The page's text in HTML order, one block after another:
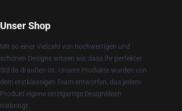
Unser Shop
Mit so einer Vielzahl von hochwertigen und
schönen Designs wissen wir, dass Ihr perfekter
Stil da draußen ist. Unsere Produkte wurden von
dem erstklassigen Team entworfen, das jedem
Produkt eigene einzigartige Designideen
mitbringt.